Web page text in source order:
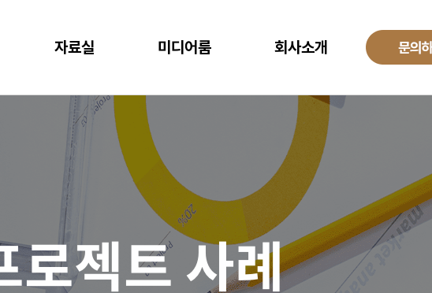
365
CLOUD
AWS (Amazon Web Services)
Microsoft Azure
Microsoft Power Platform
NAVER Cloud Platform
Mendix
워크쓰루 & 네이버웍스 코어
MANAGED SERVICE
Global Development
컨텍센터 BPO
Payroll BPO
스템 구축
로 제조 혁신 실현
로세스 설계로 품질 향상
를 위한 IT시스템
마련
통한 경쟁력 강화
석과 기술의 활용
류
복잡한 물류 현장을 위한 통합된 플랫폼
재고 없는 창고
미래 성장을 위한 유연한 물류 시스템
고도의 정밀성과 효율성을 위한 도구
자료실
프로젝트 사례
다운로드
미디어룸
공지사항
블로그
회사소개
기업소개
투자정보
해외법인
채용정보
WRMS WDMS SAP ERP
로젝트 사례